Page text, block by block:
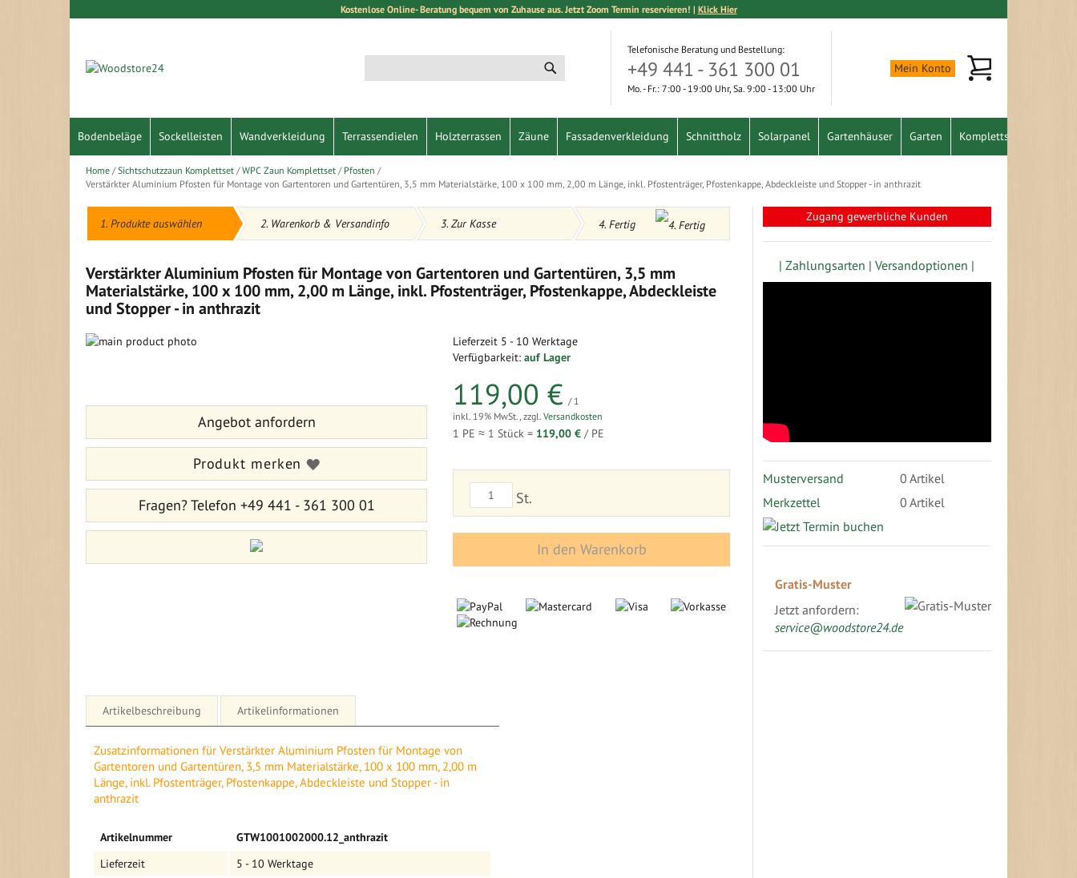
Kostenlose Online- Beratung bequem von Zuhause aus. Jetzt Zoom Termin reservieren! | Klick Hier
Inhalt
Suche
Telefonische Beratung und Bestellung:
+49 441 - 361 300 01
Mo. - Fr.: 7:00 - 19:00 Uhr, Sa. 9:00 - 13:00 Uhr
Mein Konto Mein Warenkorb
Bodenbeläge Sockelleisten Wandverkleidung Terrassendielen Holzterrassen Zäune Fassadenverkleidung Schnittholz Solarpanel Gartenhäuser Garten Komplettset
Home Sichtschutzzaun Komplettset WPC Zaun Komplettset
Pfosten
Verstärkter Aluminium Pfosten für Montage von Gartentoren und Gartentüren, 3,5 mm Materialstärke, 100 x 100 mm, 2,00 m Länge, inkl. Pfostenträger, Pfostenkappe, Abdeckleiste und Stopper - in anthrazit
1. Produkte auswählen 2. Warenkorb & Versandinfo 3. Zur Kasse 4. Fertig
Verstärkter Aluminium Pfosten für Montage von Gartentoren und Gartentüren, 3,5 mm
Materialstärke, 100 x 100 mm, 2,00 m Länge, inkl. Pfostenträger, Pfostenkappe, Abdeckleiste
und Stopper - in anthrazit
Lieferzeit 5 - 10 Werktage
Verfügbarkeit: auf Lager
119,00 € / 1
inkl. 19% MwSt.,zzgl.Versandkosten
1 PE ≈ 1 Stück = 119,00 € / PE
St.
In den Warenkorb
Zum
springen
Bildergalerie
Angebot anfordern
Produkt merken
Fragen?Telefon +49 441 - 361 300 01
Artikelbeschreibung
Details für Verstärkter Aluminium Pfosten für Montage von Gartentoren und
Gartentüren, 3,5 mm Materialstärke, 100 x 100 mm, 2,00 m Länge, inkl.
Pfostenträger, Pfostenkappe, Abdeckleiste und Stopper - in anthrazit
Artikelinformationen
Zusatzinformationen für Verstärkter Aluminium Pfosten für Montage von
Gartentoren und Gartentüren, 3,5 mm Materialstärke, 100 x 100 mm, 2,00 m
Länge, inkl. Pfostenträger, Pfostenkappe, Abdeckleiste und Stopper - in
anthrazit
Mehr
Informationen
Artikelnummer
GTW1001002000.12_anthrazit
Lieferzeit
5 - 10 Werktage
Zugang gewerbliche Kunden
| Zahlungsarten | Versandoptionen |
Musterversand 0 Artikel
Merkzettel
0 Artikel
Gratis-Muster
Jetzt anfordern:
service@woodstore24.de